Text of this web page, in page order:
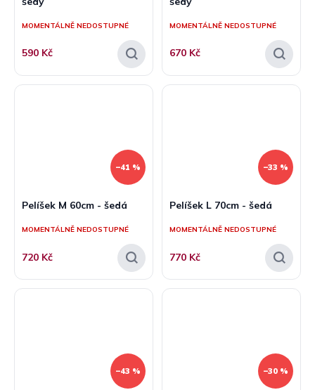
MOMENTÁLNĚ NEDOSTUPNÉ
590 Kč
MOMENTÁLNĚ NEDOSTUPNÉ
670 Kč
–41 %
Pelíšek M 60cm - šedá
MOMENTÁLNĚ NEDOSTUPNÉ
720 Kč
–33 %
Pelíšek L 70cm - šedá
MOMENTÁLNĚ NEDOSTUPNÉ
770 Kč
–43 % –30 %